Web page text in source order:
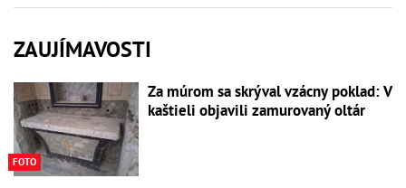
ZAUJÍMAVOSTI
FOTO
Za múrom sa skrýval vzácny poklad: V
kaštieli objavili zamurovaný oltár